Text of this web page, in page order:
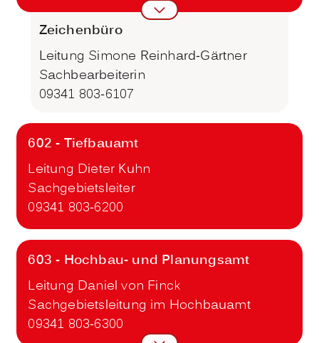
Zeichenbüro
Leitung Simone Reinhard-Gärtner
Sachbearbeiterin
09341 803-6107
602 - Tiefbauamt
Leitung Dieter Kuhn
Sachgebietsleiter
09341 803-6200
603 - Hochbau- und Planungsamt
Leitung Daniel von Finck
Sachgebietsleitung im Hochbauamt
09341 803-6300